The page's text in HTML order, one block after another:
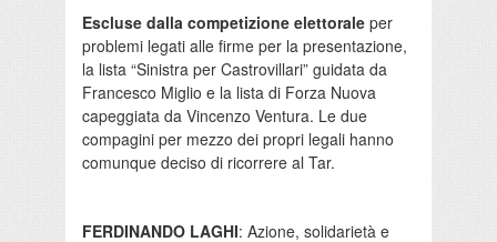
Escluse dalla competizione elettorale per
problemi legati alle firme per la presentazione,
la lista “Sinistra per Castrovillari” guidata da
Francesco Miglio e la lista di Forza Nuova
capeggiata da Vincenzo Ventura. Le due
compagini per mezzo dei propri legali hanno
comunque deciso di ricorrere al Tar.
FERDINANDO LAGHI: Azione, solidarietà e